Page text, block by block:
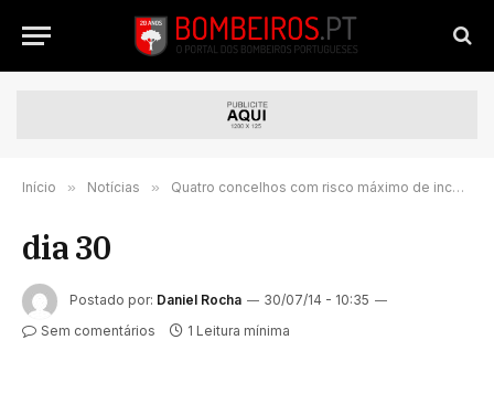
Início » Notícias » Quatro concelhos com risco máximo de incêndio
dia 30
Postado por: Daniel Rocha
30/07/14 - 10:35
Sem comentários
1 Leitura mínima